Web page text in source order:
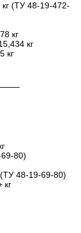
(ТУ 48-19-472-
кг
кг
кг
80)
48-19-69-80)